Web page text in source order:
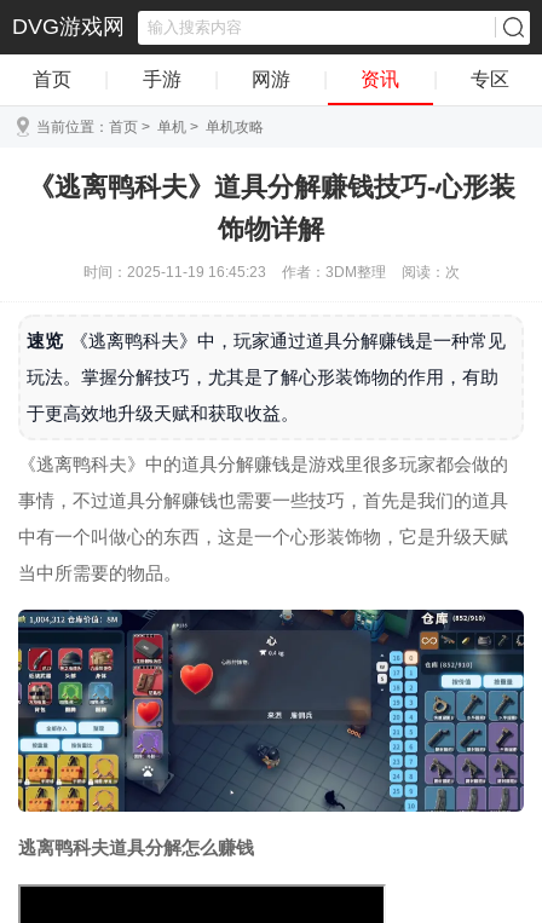
DVG游戏网
首页 手游 网游 资讯 专区
当前位置： 首页 > 单机 > 单机攻略
《逃离鸭科夫》道具分解赚钱技巧-心形装
饰物详解
时间：2025-11-19 16:45:23 作者：3DM整理 阅读： 次
速览
《逃离鸭科夫》中，玩家通过道具分解赚钱是一种常见
玩法。掌握分解技巧，尤其是了解心形装饰物的作用，有助
于更高效地升级天赋和获取收益。
《逃离鸭科夫》中的道具分解赚钱是游戏里很多玩家都会做的
事情，不过道具分解赚钱也需要一些技巧，首先是我们的道具
中有一个叫做心的东西，这是一个心形装饰物，它是升级天赋
当中所需要的物品。
逃离鸭科夫道具分解怎么赚钱